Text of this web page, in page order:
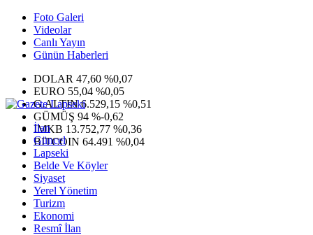
Foto Galeri
Videolar
Canlı Yayın
Günün Haberleri
DOLAR 47,60 %0,07
EURO 55,04 %0,05
G.ALTIN6.529,15 %0,51
GÜMÜŞ 94 %-0,62
IMKB 13.752,77 %0,36
BITCOIN 64.491 %0,04
İlan
Güncel
Lapseki
Belde Ve Köyler
Siyaset
Yerel Yönetim
Turizm
Ekonomi
Resmî İlan